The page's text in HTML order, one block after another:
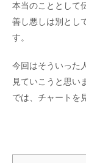
本当のこととして
善し悪しは別とし
す。
今回はそういった
見ていこうと思い
では、チャートを